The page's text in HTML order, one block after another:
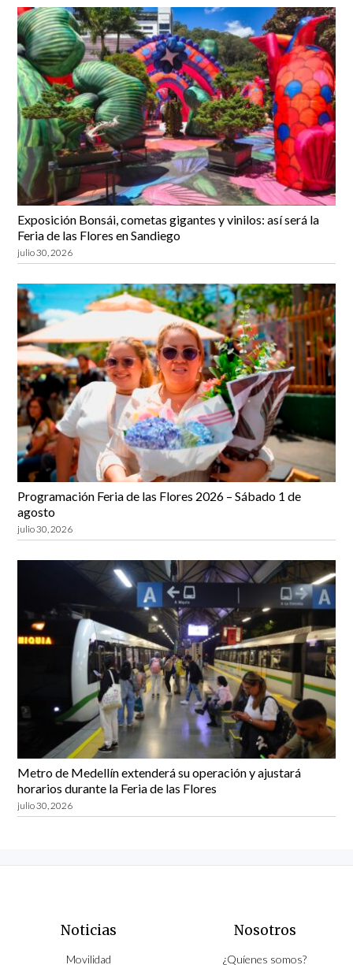
Exposición Bonsái, cometas gigantes y vinilos: así será la
Feria de las Flores en Sandiego
julio 30, 2026
Programación Feria de las Flores 2026 – Sábado 1 de
agosto
julio 30, 2026
Metro de Medellín extenderá su operación y ajustará
horarios durante la Feria de las Flores
julio 30, 2026
Noticias
Movilidad
Nosotros
¿Quíenes somos?